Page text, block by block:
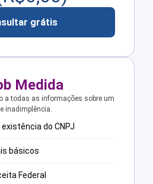
grátis
Medida
a todas as informações sobre um
inadimplência.
do CNPJ
básicos
Federal